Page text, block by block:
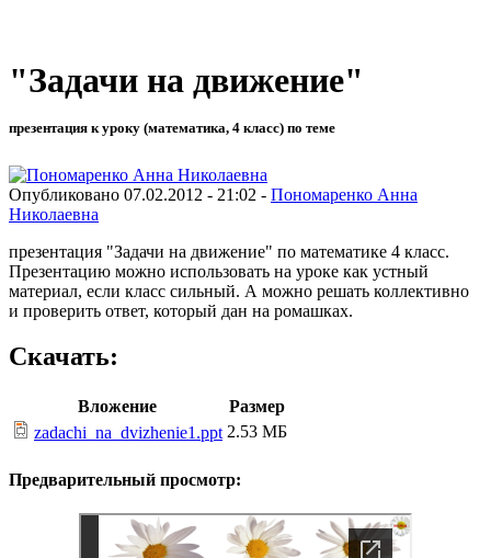
"Задачи на движение"
презентация к уроку (математика, 4 класс) по теме
Опубликовано 07.02.2012 - 21:02 - Пономаренко Анна
Николаевна
презентация "Задачи на движение" по математике 4 класс.
Презентацию можно использовать на уроке как устный
материал, если класс сильный. А можно решать коллективно
и проверить ответ, который дан на ромашках.
Скачать:
Вложение
Размер
zadachi_na_dvizhenie1.ppt 2.53 МБ
Предварительный просмотр: